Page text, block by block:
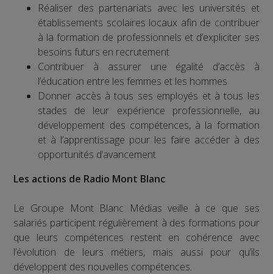
Réaliser des partenariats avec les universités et
établissements scolaires locaux afin de contribuer
à la formation de professionnels et d’expliciter ses
besoins futurs en recrutement
Contribuer à assurer une égalité d’accès à
l’éducation entre les femmes et les hommes
Donner accès à tous ses employés et à tous les
stades de leur expérience professionnelle, au
développement des compétences, à la formation
et à l’apprentissage pour les faire accéder à des
opportunités d’avancement
Les actions de Radio Mont Blanc
Le Groupe Mont Blanc Médias veille à ce que ses
salariés participent régulièrement à des formations pour
que leurs compétences restent en cohérence avec
l’évolution de leurs métiers, mais aussi pour qu’ils
développent des nouvelles compétences.